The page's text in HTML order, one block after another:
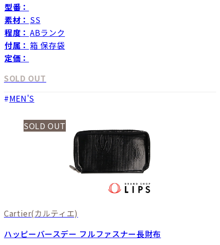
型番：
素材： SS
程度： ABランク
付属： 箱 保存袋
定価：
SOLD OUT
MEN'S
SOLD OUT
Cartier(カルティエ)
ハッピーバースデー フルファスナー長財布